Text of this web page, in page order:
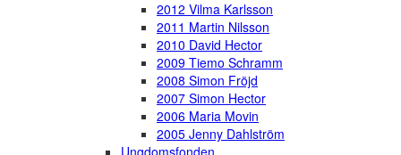
2012 Vilma Karlsson
2011 Martin Nilsson
2010 David Hector
2009 Tiemo Schramm
2008 Simon Fröjd
2007 Simon Hector
2006 Maria Movin
2005 Jenny Dahlström